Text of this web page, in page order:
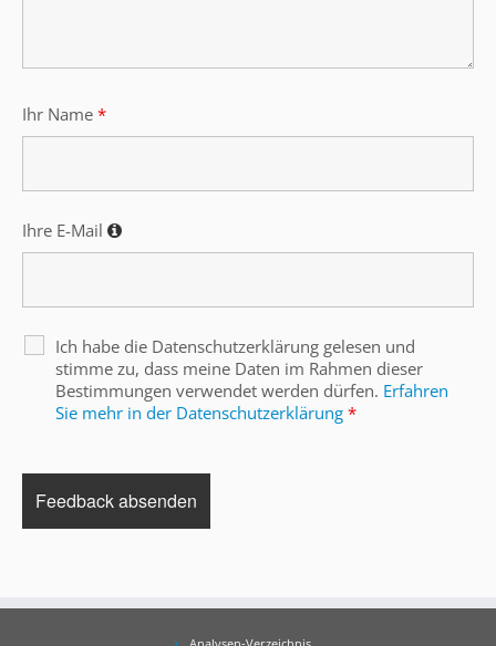
Ihr Name *
Ihre E-Mail
Ich habe die Datenschutzerklärung gelesen und
stimme zu, dass meine Daten im Rahmen dieser
Bestimmungen verwendet werden dürfen. Erfahren
Sie mehr in der Datenschutzerklärung *